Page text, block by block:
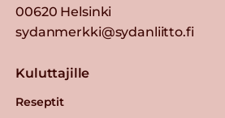
00620 Helsinki
sydanmerkki@sydanliitto.fi
Kuluttajille
Reseptit